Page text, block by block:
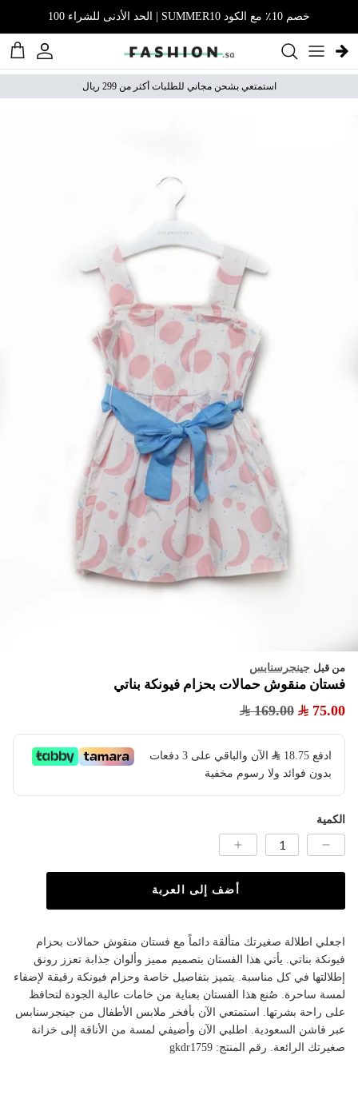
خصم 10٪ مع الكود SUMMER10 | الحد الأدنى للشراء 100
الحساب
استمتعي بشحن مجاني للطلبات أكثر من 299 ريال
من قبل جينجرسنابس
فستان منقوش حمالات بحزام فيونكة بناتي
75.00
169.00
ادفع 18.75
​ الآن والباقي على 3 دفعات
بدون فوائد ولا رسوم مخفية
الكمية
أضف إلى العربة
اجعلي اطلالة صغيرتك متألقة دائماً مع فستان منقوش حمالات بحزام
فيونكة بناتي. يأتي هذا الفستان بتصميم مميز وألوان جذابة تعزز رونق
إطلالتها في كل مناسبة. يتميز بتفاصيل خاصة وحزام فيونكة رقيقة لإضفاء
لمسة ساحرة. صُنع هذا الفستان بعناية من خامات عالية الجودة لتحافظ
على راحة بشرتها. استمتعي الآن بأفخر ملابس الأطفال من جينجرسنابس
عبر فاشن السعودية. اطلبي الآن وأضيفي لمسة من الأناقة إلى خزانة
صغيرتك الرائعة. رقم المنتج: gkdr1759